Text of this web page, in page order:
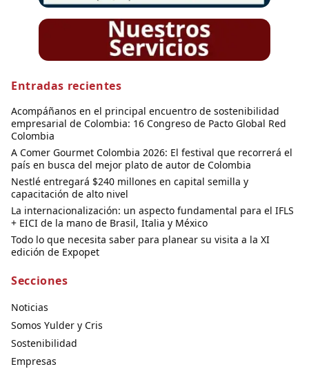
Entradas recientes
Acompáñanos en el principal encuentro de sostenibilidad
empresarial de Colombia: 16 Congreso de Pacto Global Red
Colombia
A Comer Gourmet Colombia 2026: El festival que recorrerá el
país en busca del mejor plato de autor de Colombia
Nestlé entregará $240 millones en capital semilla y
capacitación de alto nivel
La internacionalización: un aspecto fundamental para el IFLS
+ EICI de la mano de Brasil, Italia y México
Todo lo que necesita saber para planear su visita a la XI
edición de Expopet
Secciones
Noticias
Somos Yulder y Cris
Sostenibilidad
Empresas